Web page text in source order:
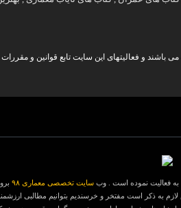
باشند و فعالیتهای این سایت تابع قوانین و
به فعالیت نموده است . وب سایت تخصصی معماری ۹۸
به ذکر است مفتخر و خرسندیم بتوانیم مطالبی ارزشمند